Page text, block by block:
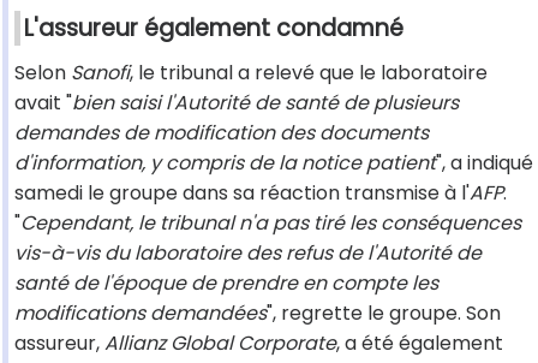
L'assureur également condamné
Selon Sanofi, le tribunal a relevé que le laboratoire
avait "bien saisi l'Autorité de santé de plusieurs
demandes de modification des documents
d'information, y compris de la notice patient", a indiqué
samedi le groupe dans sa réaction transmise à l'AFP.
"Cependant, le tribunal n'a pas tiré les conséquences
vis-à-vis du laboratoire des refus de l'Autorité de
santé de l'époque de prendre en compte les
modifications demandées", regrette le groupe. Son
assureur,Allianz Global Corporate, a été également